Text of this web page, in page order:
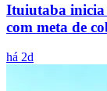
Ituiutaba inicia
com meta de
há 2d